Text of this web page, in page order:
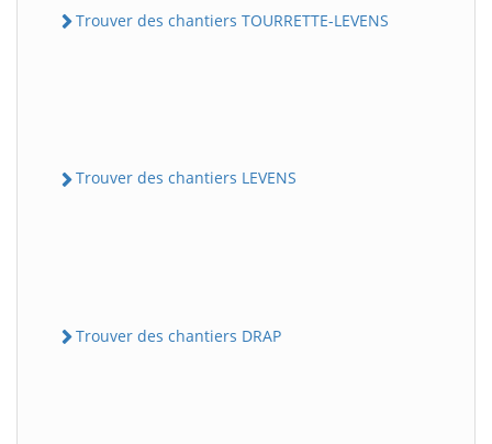
Trouver des chantiers TOURRETTE-LEVENS
Trouver des chantiers LEVENS
Trouver des chantiers DRAP